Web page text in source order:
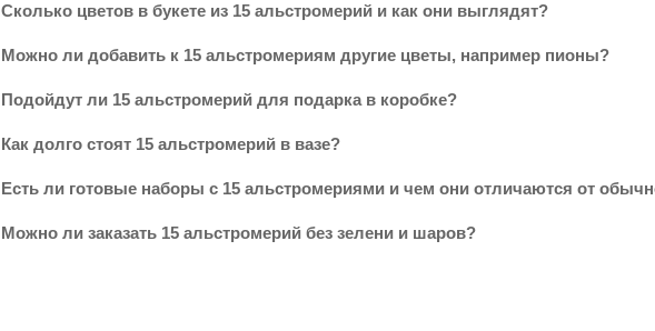
Сколько цветов в букете из 15 альстромерий и как они выглядят?
Можно ли добавить к 15 альстромериям другие цветы, например пионы?
Подойдут ли 15 альстромерий для подарка в коробке?
Как долго стоят 15 альстромерий в вазе?
Есть ли готовые наборы с 15 альстромериями и чем они отличаются от
Можно ли заказать 15 альстромерий без зелени и шаров?